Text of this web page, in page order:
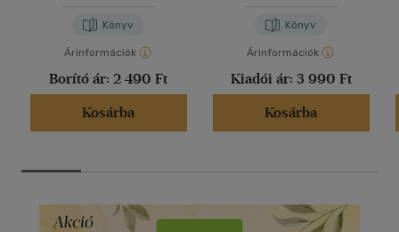
Könyv
Árinformációk
Borító ár: 2 490 Ft
Kosárba
Könyv
Árinformációk
Kiadói ár: 3 990 Ft
Kosárba